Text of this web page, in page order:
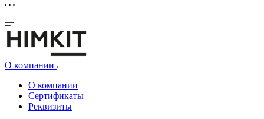
О компании
О компании
Сертификаты
Реквизиты